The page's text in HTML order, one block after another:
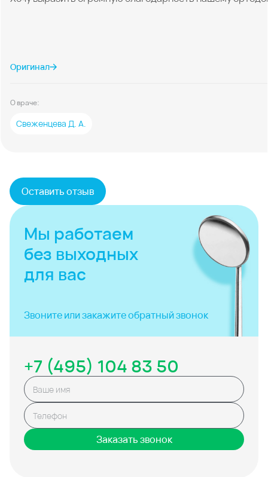
Оригинал
О враче:
Свеженцева Д. А.
Оставить отзыв
Мы работаем
без выходных
для вас
Звоните или закажитеобратный звонок
+7 (495) 104 83 50
Заказать звонок